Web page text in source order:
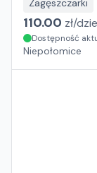
Zagęszczarki
110.00 zł/
Dostępność
Niepołomice